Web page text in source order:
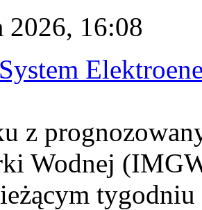
2026, 16:08
z
Wodnej
tygodniu